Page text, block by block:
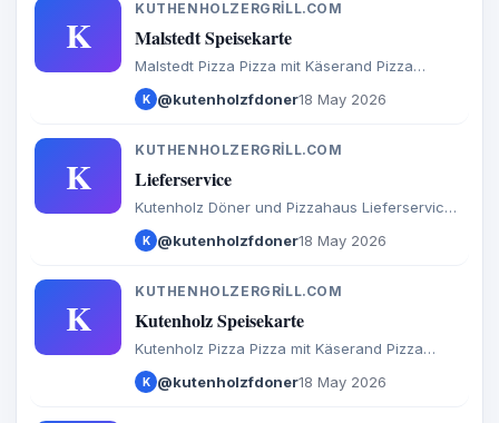
K
KUTHENHOLZERGRILL.COM
Malstedt Speisekarte
Malstedt Pizza Pizza mit Käserand Pizza
Brötchen Calzone Baguette Döner Salate
Türkische Spezialitäten Aufläufe
K @kutenholzfdoner18 May 2026
K
KUTHENHOLZERGRILL.COM
Lieferservice
Kutenholz Döner und Pizzahaus Lieferservice
Donnerstag-Dienstags von 15:30 bis 21:30 Uhr,
K @kutenholzfdoner18 May 2026
K
KUTHENHOLZERGRILL.COM
Kutenholz Speisekarte
Kutenholz Pizza Pizza mit Käserand Pizza
Brötchen Calzone Baguette Döner Salate
Türkische Spezialitäten Aufläufe
K @kutenholzfdoner18 May 2026